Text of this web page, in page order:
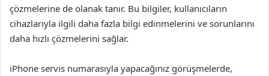
çözmelerine de olanak tanır. Bu bilgiler, kullanıcıların
cihazlarıyla ilgili daha fazla bilgi edinmelerini ve sorunlarını
daha hızlı çözmelerini sağlar.
iPhone servis numarasıyla yapacağınız görüşmelerde,